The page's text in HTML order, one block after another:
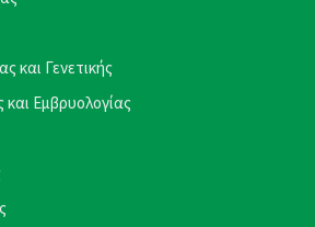
και Γενετικής
και Εμβρυολογίας